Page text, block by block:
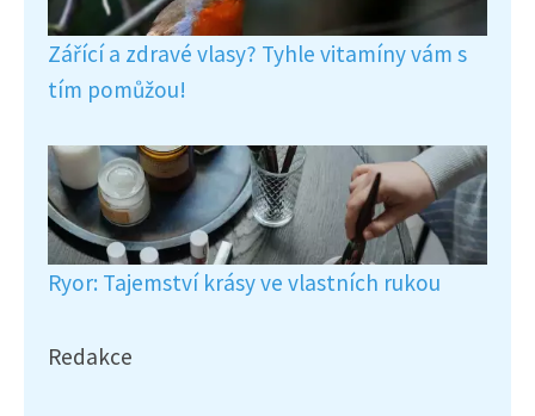
Zářící a zdravé vlasy? Tyhle vitamíny vám s
tím pomůžou!
Ryor: Tajemství krásy ve vlastních rukou
Redakce